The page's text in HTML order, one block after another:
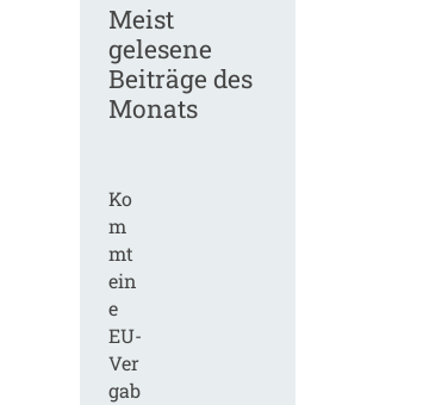
Meist
gelesene
Beiträge des
Monats
Ko
m
mt
ein
e
EU-
Ver
gab